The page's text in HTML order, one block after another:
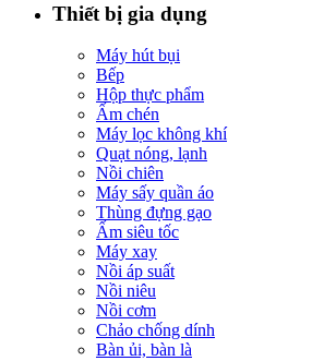
Thiết bị gia dụng
Máy hút bụi
Bếp
Hộp thực phẩm
Ấm chén
Máy lọc không khí
Quạt nóng, lạnh
Nồi chiên
Máy sấy quần áo
Thùng đựng gạo
Ấm siêu tốc
Máy xay
Nồi áp suất
Nồi niêu
Nồi cơm
Chảo chống dính
Bàn ủi, bàn là